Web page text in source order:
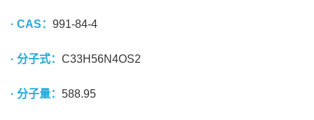
· CAS： 991-84-4
· 分子式： C33H56N4OS2
· 分子量： 588.95